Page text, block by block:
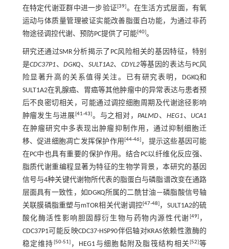
在特定代谢亚群中进一步验证[39]。在生活方式层面，有氧
运动与体质量管理被证实能改善脂蛋白功能，为通过非药
物途径调控代谢、预防PC提供了可能[40]。
研究还通过SMR分析揭示了PC风险相关的基因特征，特别
是CDC37P1、DGKQ、 SULT1A2、 CDYL2等基因的表达与PC风
险显著升高的关系值得关注。已有研究表明，DGKQ和
SULT1A2在乳腺癌、胃癌等其他肿瘤中的异常表达与患者预
后不良密切相关，可能通过调控细胞周期及代谢途径影响
肿瘤发生与进展[41-43]。与之相对，PALMD、 HEG1、 UCA1
在肿瘤研究中多表现出肿瘤抑制作用，通过抑制细胞迁
移、促进细胞凋亡发挥保护作用[44-46] ，提示这些基因可能
在PC中也具有重要的保护作用。结合PC以纤维化反应强、
脂质代谢重编程显著为特征的生物学背景，本研究的基因
信号与4种关键代谢物所代表的脂蛋白与磷脂谱改变在通路
层面具有一致性，如DGKQ所属的二酰甘油—磷脂酸信号轴
关联膜磷脂重塑与mTOR相关代谢调控[47-48] ，SULT1A2的硫
酸化酶活性影响胆固醇衍生物与药物内源性代谢 [49]，
CDC37P1可能反映CDC37-HSP90伴侣轴对KRAS依赖性激酶的
稳定维持 [50-51]，HEG1与细胞黏附及脂筏结构相关[52]等